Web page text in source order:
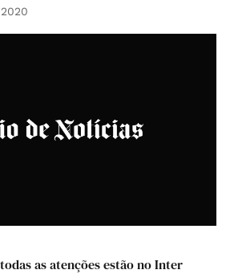
as atenções estão no Inter